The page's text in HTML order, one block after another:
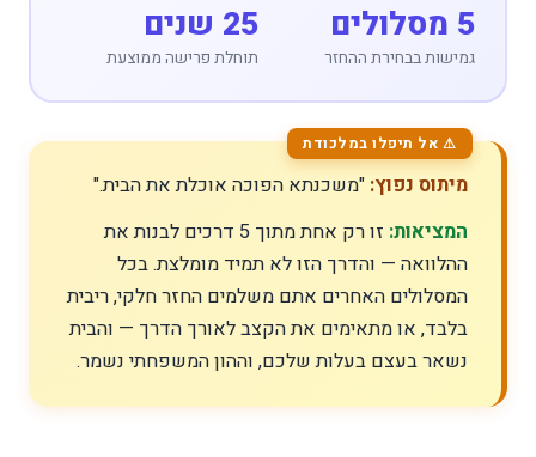
5 מסלולים
גמישות בבחירת ההחזר
25 שנים
תוחלת פרישה ממוצעת
מיתוס נפוץ: "משכנתא הפוכה אוכלת את הבית."
המציאות:
זו רק אחת מתוך 5 דרכים לבנות את
ההלוואה — והדרך הזו לא תמיד מומלצת. בכל
המסלולים האחרים אתם משלמים החזר חלקי, ריבית
בלבד, או מתאימים את הקצב לאורך הדרך — והבית
נשאר בעצם בעלות שלכם, וההון המשפחתי נשמר.